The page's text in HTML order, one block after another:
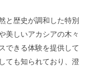
と歴史が調和した特別
美しいアカシアの木々
できる体験を提供して
ても知られており、澄